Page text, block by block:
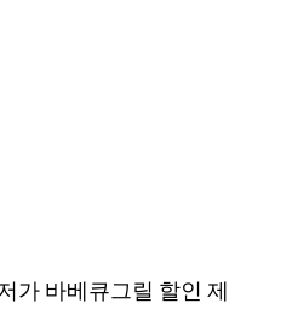
가 바베큐그릴 할인 제